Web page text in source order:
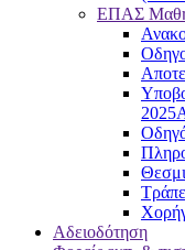
ΕΠΑΣ
Αδειοδότηση